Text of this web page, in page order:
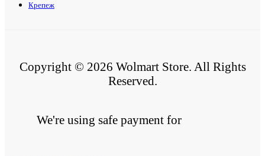
Крепеж
Copyright © 2026 Wolmart Store. All Rights
Reserved.
We're using safe payment for